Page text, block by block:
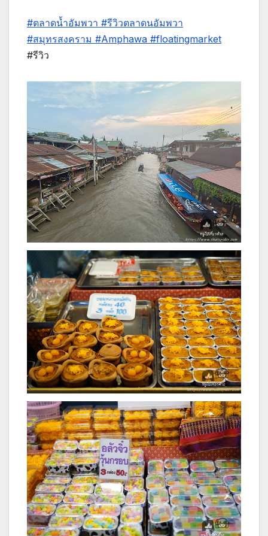
#ตลาดน้ำอัมพวา #รีวิวตลาดนอัมพวา
#สมุทรสงคราม #Amphawa #floatingmarket
#รีวิว